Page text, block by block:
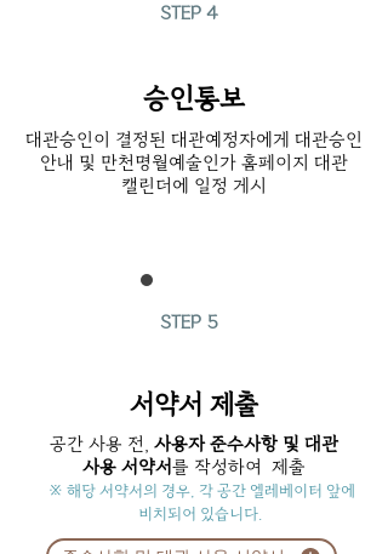
STEP 4
승인통보
대관승인이 결정된 대관예정자에게 대관승인
안내 및 만천명월예술인가 홈페이지 대관
캘린더에 일정 게시
STEP 5
서약서 제출
공간 사용 전, 사용자 준수사항 및 대관
사용 서약서를 작성하여 제출
※ 해당 서약서의 경우, 각 공간 엘레베이터 앞에
비치되어 있습니다.